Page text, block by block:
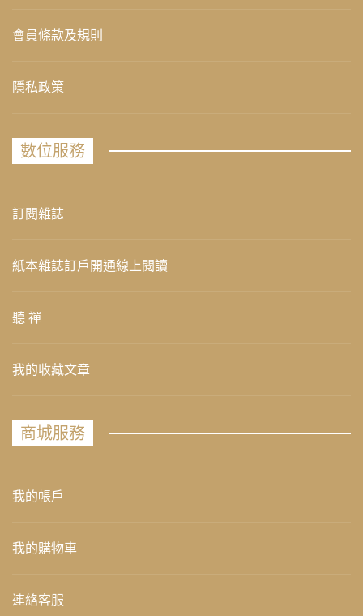
會員條款及規則
隱私政策
數位服務
訂閱雜誌
紙本雜誌訂戶開通線上閱讀
聽 禪
我的收藏文章
商城服務
我的帳戶
我的購物車
連絡客服